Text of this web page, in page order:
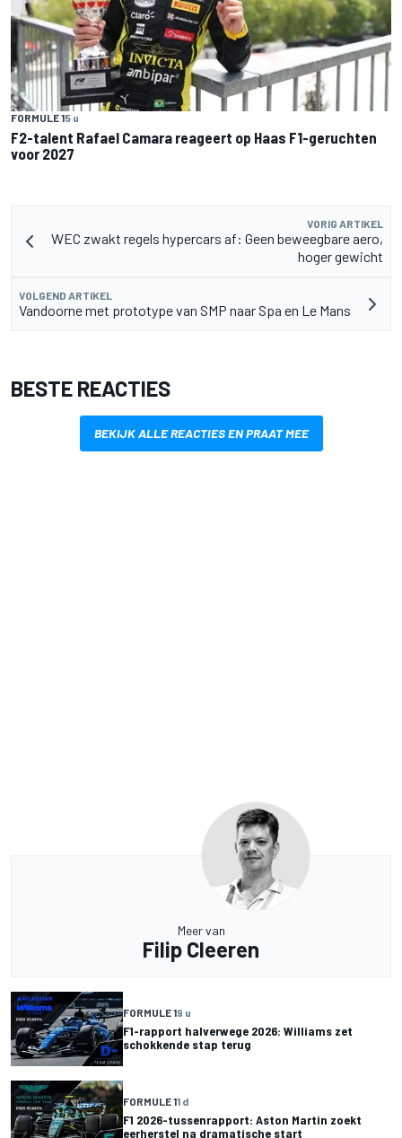
FORMULE 15 u
F2-talent Rafael Camara reageert op Haas F1-geruchten
voor 2027
VORIG ARTIKEL
WEC zwakt regels hypercars af: Geen beweegbare aero,
hoger gewicht
VOLGEND ARTIKEL
Vandoorne met prototype van SMP naar Spa en Le Mans
BESTE REACTIES
BEKIJK ALLE REACTIES EN PRAAT MEE
Meer van
Filip Cleeren
FORMULE 19 u
F1-rapport halverwege 2026: Williams zet
schokkende stap terug
FORMULE 11 d
F1 2026-tussenrapport: Aston Martin zoekt
eerherstel na dramatische start